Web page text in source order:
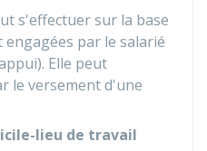
s'effectuer sur la base
par le salarié
Elle peut
le versement d'une
lieu de travail